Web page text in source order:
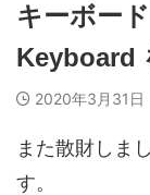
キーボー
Keyboard
2020年3月31日
また散財しま
す。